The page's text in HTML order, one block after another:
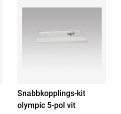
Snabbkopplings-kit
olympic 5-pol vit